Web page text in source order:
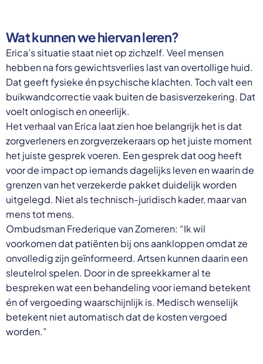
Wat kunnen we hiervan leren?
Erica’s situatie staat niet op zichzelf. Veel mensen
hebben na fors gewichtsverlies last van overtollige huid.
Dat geeft fysieke én psychische klachten. Toch valt een
buikwandcorrectie vaak buiten de basisverzekering. Dat
voelt onlogisch en oneerlijk.
Het verhaal van Erica laat zien hoe belangrijk het is dat
zorgverleners en zorgverzekeraars op het juiste moment
het juiste gesprek voeren. Een gesprek dat oog heeft
voor de impact op iemands dagelijks leven en waarin de
grenzen van het verzekerde pakket duidelijk worden
uitgelegd. Niet als technisch-juridisch kader, maar van
mens tot mens.
Ombudsman Frederique van Zomeren: “Ik wil
voorkomen dat patiënten bij ons aankloppen omdat ze
onvolledig zijn geïnformeerd. Artsen kunnen daarin een
sleutelrol spelen. Door in de spreekkamer al te
bespreken wat een behandeling voor iemand betekent
én of vergoeding waarschijnlijk is. Medisch wenselijk
betekent niet automatisch dat de kosten vergoed
worden.”